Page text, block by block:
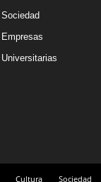
Sociedad
Empresas
Universitarias
Cultura Sociedad